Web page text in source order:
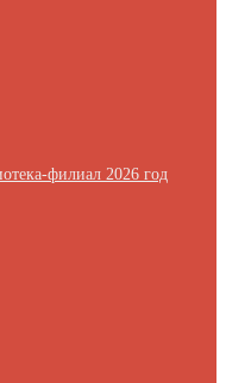
филиал 2026 год